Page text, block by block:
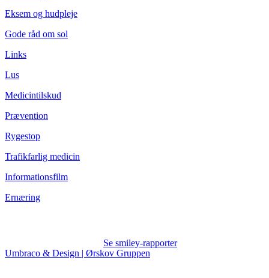
Eksem og hudpleje
Gode råd om sol
Links
Lus
Medicintilskud
Prævention
Rygestop
Trafikfarlig medicin
Informationsfilm
Ernæring
Se smiley-rapporter
Umbraco & Design | Ørskov Gruppen